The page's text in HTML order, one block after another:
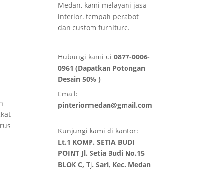
Medan, kami melayani jasa
interior, tempah perabot
dan custom furniture.
Hubungi kami di0877-0006-
0961 (Dapatkan Potongan
Desain 50% )
Email:
pinteriormedan@gmail.com
Kunjungi kami di kantor:
Lt.1 KOMP. SETIA BUDI
POINT Jl. Setia Budi No.15
BLOK C, Tj. Sari, Kec. Medan